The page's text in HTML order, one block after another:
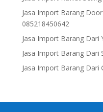
Jasa Import Barang
085218450642
Jasa Import Barang Dari
Jasa Import Barang Dari
Jasa Import Barang